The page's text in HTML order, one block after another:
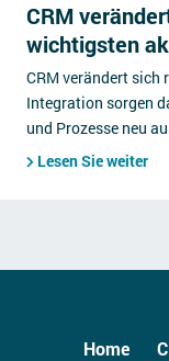
CRM
wichtigsten
CRM verändert sich
Integration sorgen
und Prozesse neu
Lesen Sie weiter
Home